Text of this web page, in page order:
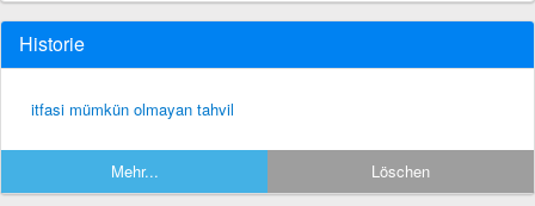
Historie
itfasi mümkün olmayan tahvil
Mehr... Löschen